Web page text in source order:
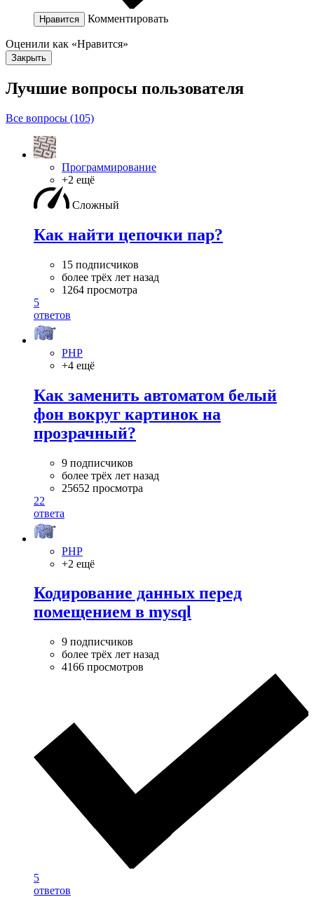
Нравится Комментировать
Оценили как «Нравится»
Закрыть
Лучшие вопросы пользователя
Все вопросы (105)
Программирование
+2 ещё
Сложный
Как найти цепочки пар?
15 подписчиков
более трёх лет назад
1264 просмотра
5
ответов
PHP
+4 ещё
Как заменить автоматом белый
фон вокруг картинок на
прозрачный?
9 подписчиков
более трёх лет назад
25652 просмотра
22
ответа
PHP
+2 ещё
Кодирование данных перед
помещением в mysql
9 подписчиков
более трёх лет назад
4166 просмотров
5
ответов